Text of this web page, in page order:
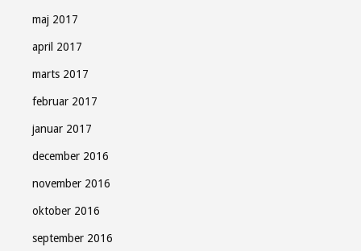
maj 2017
april 2017
marts 2017
februar 2017
januar 2017
december 2016
november 2016
oktober 2016
september 2016